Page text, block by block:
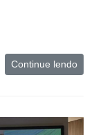
Continue lendo